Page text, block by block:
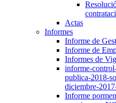
Actas
Informes
Informe de
Informe de
Informes de
informe-
publica-2018-
diciembre-
Informe